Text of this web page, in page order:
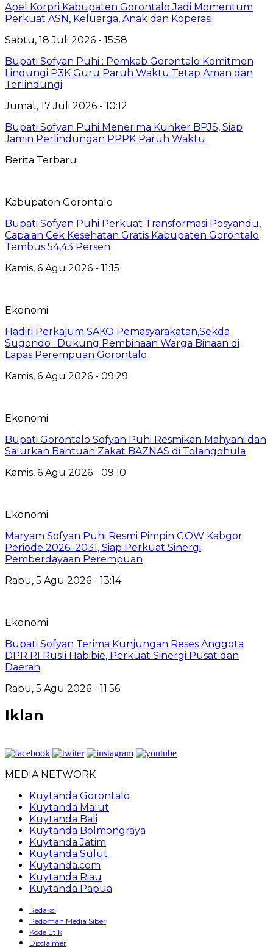
Apel Korpri Kabupaten Gorontalo Jadi Momentum
Perkuat ASN, Keluarga, Anak dan Koperasi
Sabtu, 18 Juli 2026 - 15:58
Bupati Sofyan Puhi : Pemkab Gorontalo Komitmen
Lindungi P3K Guru Paruh Waktu Tetap Aman dan
Terlindungi
Jumat, 17 Juli 2026 - 10:12
Bupati Sofyan Puhi Menerima Kunker BPJS, Siap
Jamin Perlindungan PPPK Paruh Waktu
Berita Terbaru
Kabupaten Gorontalo
Bupati Sofyan Puhi Perkuat Transformasi Posyandu,
Capaian Cek Kesehatan Gratis Kabupaten Gorontalo
Tembus 54,43 Persen
Kamis, 6 Agu 2026 - 11:15
Ekonomi
Hadiri Perkajum SAKO Pemasyarakatan,Sekda
Sugondo : Dukung Pembinaan Warga Binaan di
Lapas Perempuan Gorontalo
Kamis, 6 Agu 2026 - 09:29
Ekonomi
Bupati Gorontalo Sofyan Puhi Resmikan Mahyani dan
Salurkan Bantuan Zakat BAZNAS di Tolangohula
Kamis, 6 Agu 2026 - 09:10
Ekonomi
Maryam Sofyan Puhi Resmi Pimpin GOW Kabgor
Periode 2026–2031, Siap Perkuat Sinergi
Pemberdayaan Perempuan
Rabu, 5 Agu 2026 - 13:14
Ekonomi
Bupati Sofyan Terima Kunjungan Reses Anggota
DPR RI Rusli Habibie, Perkuat Sinergi Pusat dan
Daerah
Rabu, 5 Agu 2026 - 11:56
Iklan
MEDIA NETWORK
Kuytanda Gorontalo
Kuytanda Malut
Kuytanda Bali
Kuytanda Bolmongraya
Kuytanda Jatim
Kuytanda Sulut
Kuytanda.com
Kuytanda Riau
Kuytanda Papua
Redaksi
Pedoman Media Siber
Kode Etik
Disclaimer